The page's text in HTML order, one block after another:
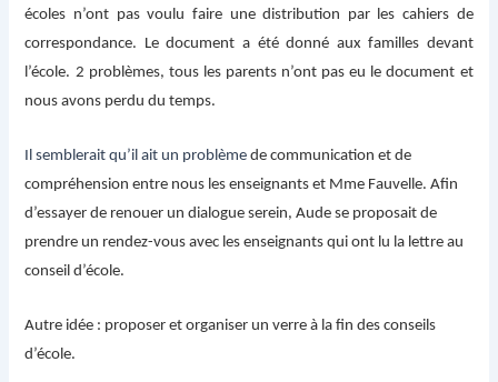
écoles n’ont pas voulu faire une distribution par les cahiers de
correspondance. Le document a été donné aux familles devant
l’école. 2 problèmes, tous les parents n’ont pas eu le document et
nous avons perdu du temps.
Il semblerait qu’il ait un problème de communication et de
compréhension entre nous les enseignants et Mme Fauvelle. Afin
d’essayer de renouer un dialogue serein, Aude se proposait de
prendre un rendez-vous avec les enseignants qui ont lu la lettre au
conseil d’école.
Autre idée : proposer et organiser un verre à la fin des conseils
d’école.